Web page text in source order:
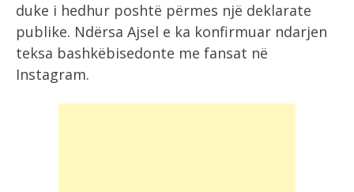
duke i hedhur poshtë përmes një deklarate
publike. Ndërsa Ajsel e ka konfirmuar ndarjen
teksa bashkëbisedonte me fansat në
Instagram.